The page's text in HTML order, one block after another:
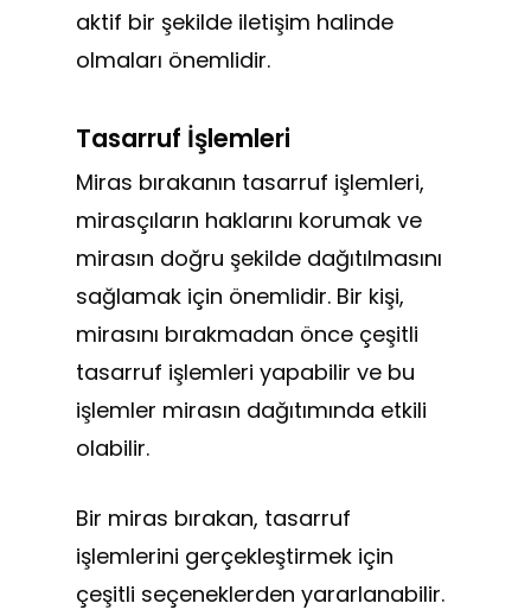
aktif bir şekilde iletişim halinde
olmaları önemlidir.
Tasarruf İşlemleri
Miras bırakanın tasarruf işlemleri,
mirasçıların haklarını korumak ve
mirasın doğru şekilde dağıtılmasını
sağlamak için önemlidir. Bir kişi,
mirasını bırakmadan önce çeşitli
tasarruf işlemleri yapabilir ve bu
işlemler mirasın dağıtımında etkili
olabilir.
Bir miras bırakan, tasarruf
işlemlerini gerçekleştirmek için
çeşitli seçeneklerden yararlanabilir.